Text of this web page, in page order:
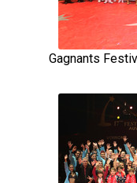
Gagnants